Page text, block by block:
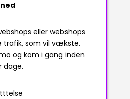
eller webshops
trafik, som vil vækste.
og kom i gang inden